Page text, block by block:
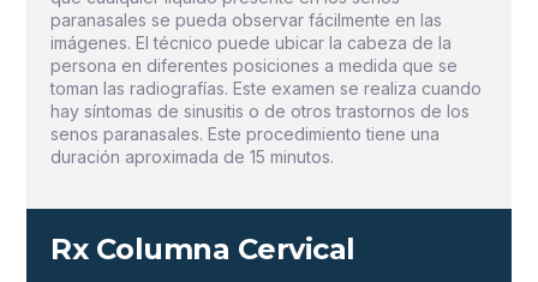
paranasales se pueda observar fácilmente en las
imágenes. El técnico puede ubicar la cabeza de la
persona en diferentes posiciones a medida que se
toman las radiografías. Este examen se realiza cuando
hay síntomas de sinusitis o de otros trastornos de los
senos paranasales. Este procedimiento tiene una
duración aproximada de 15 minutos.
Rx Columna Cervical